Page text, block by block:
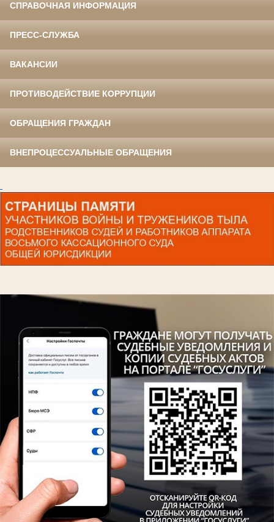
СПРАВОЧНАЯ ИНФОРМАЦИЯ
ПРЕСС-СЛУЖБА
ВАКАНСИИ
ПРОТИВОДЕЙСТВИЕ КОРРУПЦИИ
ОБРАЩЕНИЯ ГРАЖДАН
ВНЕПРОЦЕССУАЛЬНЫЕ ОБРАЩЕНИЯ